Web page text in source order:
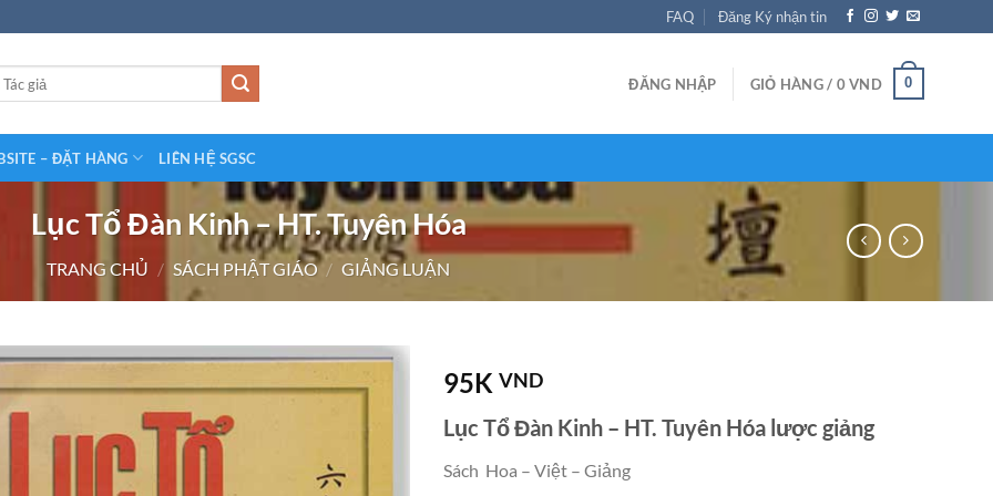
FAQ Đăng Ký nhận tin
ĐĂNG NHẬP GIỎ HÀNG / 0VND 0
– ĐẶT HÀNG LIÊN HỆ SGSC
Lục Tổ Đàn Kinh – HT. Tuyên Hóa
TRANG CHỦ / SÁCH PHẬT GIÁO / GIẢNG LUẬN
95K VND
Lục Tổ Đàn Kinh – HT. Tuyên Hóa lược giảng
Sách Hoa – Việt – Giảng